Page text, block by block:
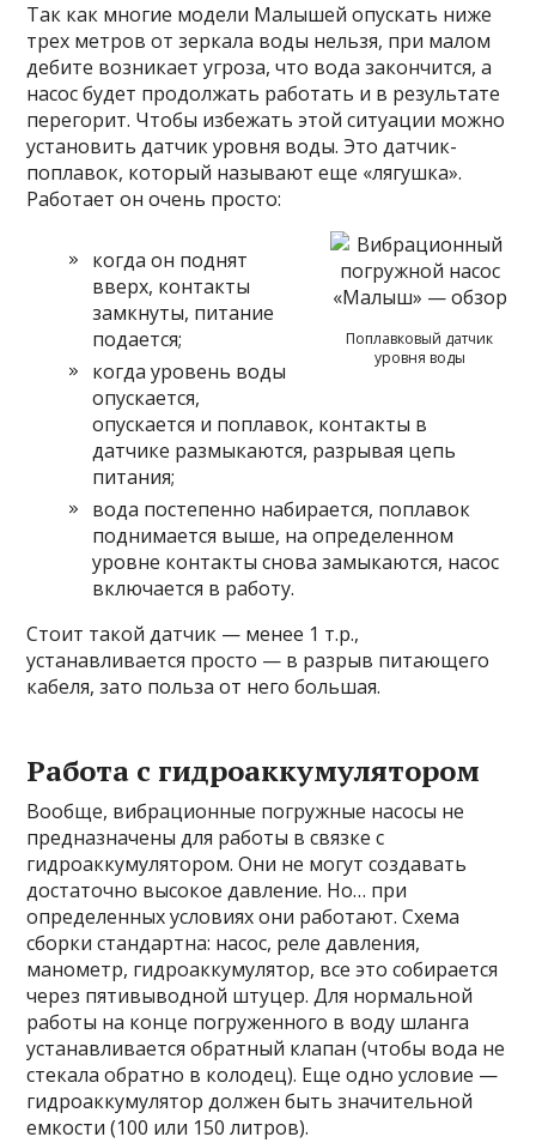
Так как многие модели Малышей опускать ниже
трех метров от зеркала воды нельзя, при малом
дебите возникает угроза, что вода закончится, а
насос будет продолжать работать и в результате
перегорит. Чтобы избежать этой ситуации можно
установить датчик уровня воды. Это датчик-
поплавок, который называют еще «лягушка».
Работает он очень просто:
Поплавковый датчик
уровня воды
когда он поднят
вверх, контакты
замкнуты, питание
подается;
когда уровень воды
опускается,
опускается и поплавок, контакты в
датчике размыкаются, разрывая цепь
питания;
вода постепенно набирается, поплавок
поднимается выше, на определенном
уровне контакты снова замыкаются, насос
включается в работу.
Стоит такой датчик — менее 1 т.р.,
устанавливается просто — в разрыв питающего
кабеля, зато польза от него большая.
Работа с гидроаккумулятором
Вообще, вибрационные погружные насосы не
предназначены для работы в связке с
гидроаккумулятором. Они не могут создавать
достаточно высокое давление. Но… при
определенных условиях они работают. Схема
сборки стандартна: насос, реле давления,
манометр, гидроаккумулятор, все это собирается
через пятивыводной штуцер. Для нормальной
работы на конце погруженного в воду шланга
устанавливается обратный клапан (чтобы вода не
стекала обратно в колодец). Еще одно условие —
гидроаккумулятор должен быть значительной
емкости (100 или 150 литров).